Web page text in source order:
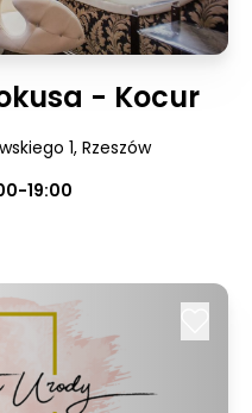
- Kocur
1, Rzeszów
19:00